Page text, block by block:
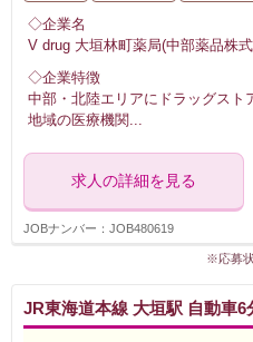
◇企業名
V drug 大垣林町薬局(中部薬品株
◇企業特徴
中部・北陸エリアにドラッグスト
地域の医療機関...
求人の詳細を見る
JOBナンバー：JOB480619
※応募
JR東海道本線 大垣駅 自動車6